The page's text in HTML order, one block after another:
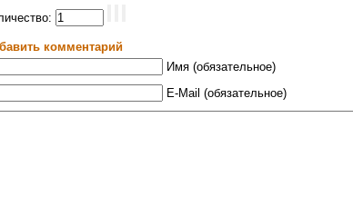
комментарий
Имя (обязательное)
E-Mail (обязательное)